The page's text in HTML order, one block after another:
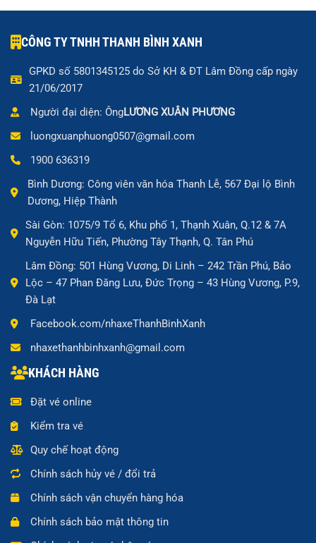
CÔNG TY TNHH THANH BÌNH XANH
GPKD số 5801345125 do Sở KH & ĐT Lâm Đồng cấp ngày
21/06/2017
Người đại diện: ÔngLƯƠNG XUÂN PHƯƠNG
luongxuanphuong0507@gmail.com
1900 636319
Bình Dương: Công viên văn hóa Thanh Lễ, 567 Đại lộ Bình
Dương, Hiệp Thành
Sài Gòn: 1075/9 Tổ 6, Khu phố 1, Thạnh Xuân, Q.12 & 7A
Nguyễn Hữu Tiến, Phường Tây Thạnh, Q. Tân Phú
Lâm Đồng: 501 Hùng Vương, Di Linh – 242 Trần Phú, Bảo
Lộc – 47 Phan Đăng Lưu, Đức Trọng – 43 Hùng Vương, P.9,
Đà Lạt
Facebook.com/nhaxeThanhBinhXanh
nhaxethanhbinhxanh@gmail.com
KHÁCH HÀNG
Đặt vé online
Kiểm tra vé
Quy chế hoạt động
Chính sách hủy vé / đổi trả
Chính sách vận chuyển hàng hóa
Chính sách bảo mật thông tin